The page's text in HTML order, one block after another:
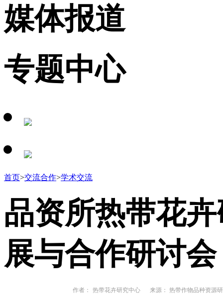
媒体报道
专题中心
首页>交流合作>学术交流
品资所热带花
展与合作研讨会
作者： 热带花卉研究中心 来源： 热带作物品种资源